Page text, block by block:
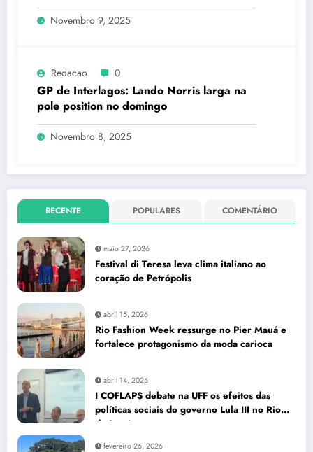
Novembro 9, 2025
Redacao 0
GP de Interlagos: Lando Norris larga na
pole position no domingo
Novembro 8, 2025
RECENTE POPULARES COMENTÁRIO
maio 27, 2026
Festival di Teresa leva clima italiano ao
coração de Petrópolis
abril 15, 2026
Rio Fashion Week ressurge no Pier Mauá e
fortalece protagonismo da moda carioca
abril 14, 2026
I COFLAPS debate na UFF os efeitos das
políticas sociais do governo Lula III no Rio
de Janeiro
fevereiro 26, 2026